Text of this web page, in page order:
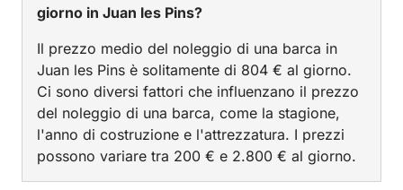
giorno in Juan les Pins?
Il prezzo medio del noleggio di una barca in
Juan les Pins è solitamente di 804 € al giorno.
Ci sono diversi fattori che influenzano il prezzo
del noleggio di una barca, come la stagione,
l'anno di costruzione e l'attrezzatura. I prezzi
possono variare tra 200 € e 2.800 € al giorno.